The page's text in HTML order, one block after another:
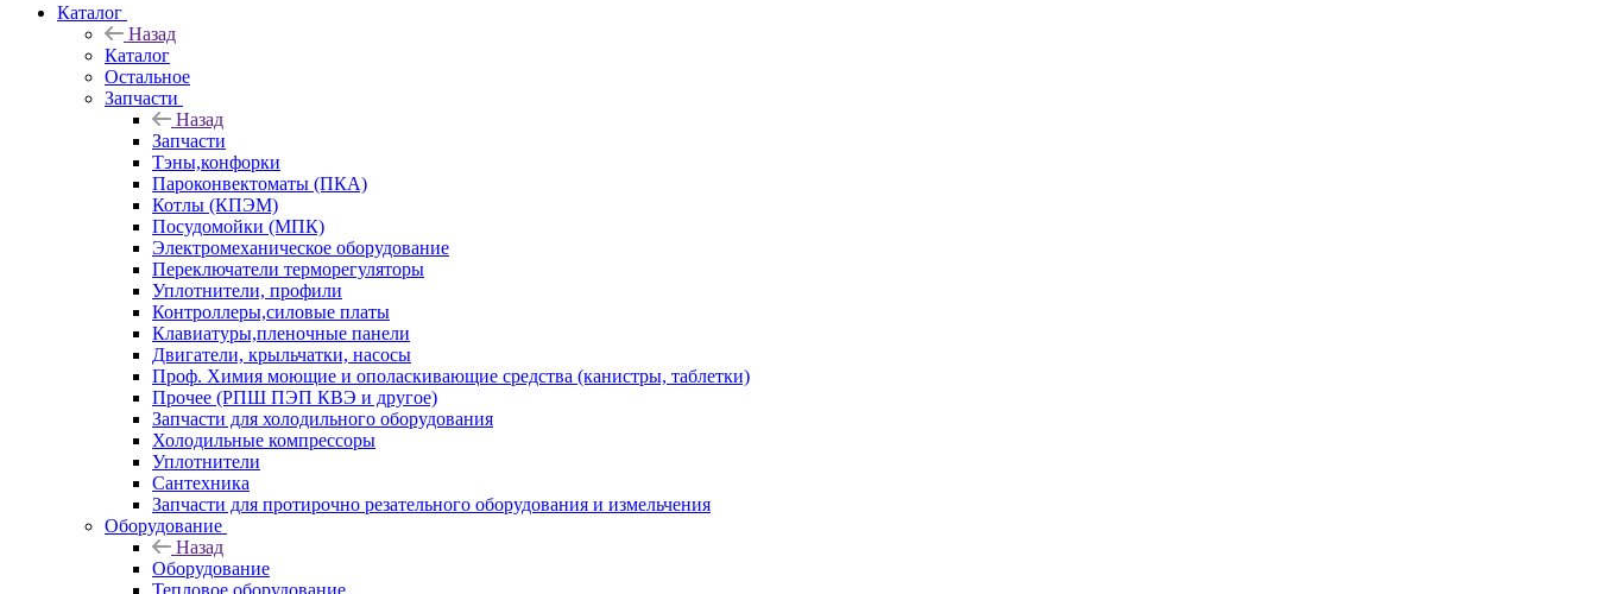
Каталог
Назад
Каталог
Остальное
Запчасти
Назад
Запчасти
Тэны,конфорки
Пароконвектоматы (ПКА)
Котлы (КПЭМ)
Посудомойки (МПК)
Электромеханическое оборудование
Переключатели терморегуляторы
Уплотнители, профили
Контроллеры,силовые платы
Клавиатуры,пленочные панели
Двигатели, крыльчатки, насосы
Проф. Химия моющие и ополаскивающие средства (канистры, таблетки)
Прочее (РПШ ПЭП КВЭ и другое)
Запчасти для холодильного оборудования
Холодильные компрессоры
Уплотнители
Сантехника
Запчасти для протирочно резательного оборудования и измельчения
Оборудование
Назад
Оборудование
Тепловое оборудование